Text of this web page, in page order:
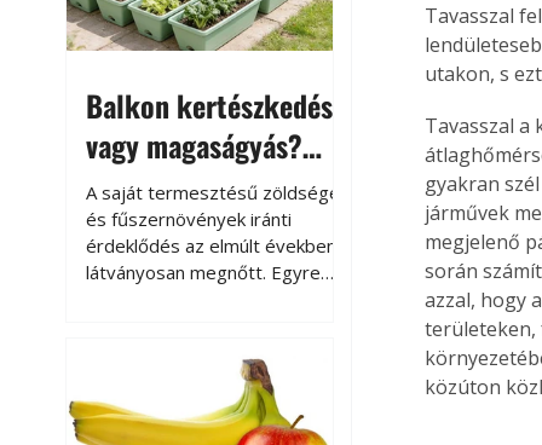
Balkon kertészkedés
vagy magaságyás?
Helytakarékos
kertészkedés
A saját termesztésű zöldségek
és fűszernövények iránti
érdeklődés az elmúlt években
látványosan megnőtt. Egyre
kertészkedés sokak számára
kikapcsolódást és feltöltődést
is jelent.
Tavasszal
utakon, s
Tavasszal a
gyakran
járművek
megjelenő
során
azzal, hogy
területeken,
közúton